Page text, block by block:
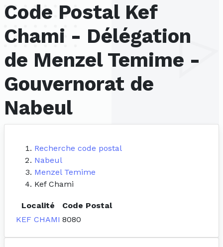
Code Postal Kef
Chami - Délégation
de Menzel Temime -
Gouvernorat de
Nabeul
Recherche code postal
Nabeul
Menzel Temime
Kef Chami
Localité
Code Postal
KEF CHAMI 8080